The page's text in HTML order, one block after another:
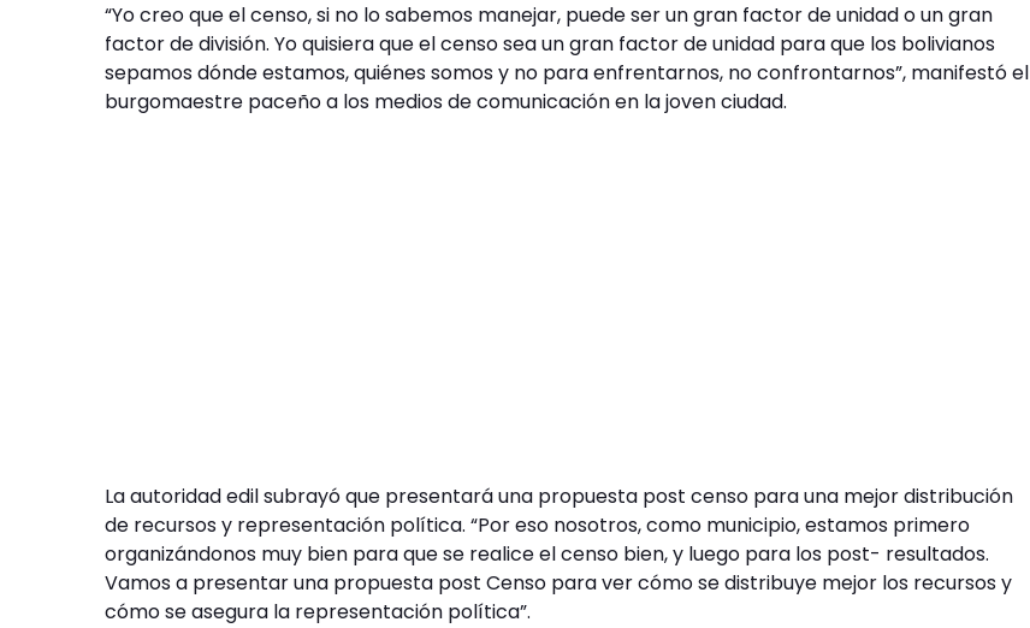
“Yo creo que el censo, si no lo sabemos manejar, puede ser un gran factor de unidad o un gran
factor de división. Yo quisiera que el censo sea un gran factor de unidad para que los bolivianos
sepamos dónde estamos, quiénes somos y no para enfrentarnos, no confrontarnos”, manifestó el
burgomaestre paceño a los medios de comunicación en la joven ciudad.
La autoridad edil subrayó que presentará una propuesta post censo para una mejor distribución
de recursos y representación política. “Por eso nosotros, como municipio, estamos primero
organizándonos muy bien para que se realice el censo bien, y luego para los post- resultados.
Vamos a presentar una propuesta post Censo para ver cómo se distribuye mejor los recursos y
cómo se asegura la representación política”.